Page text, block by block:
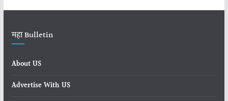
महा Bulletin
About US
Advertise With US